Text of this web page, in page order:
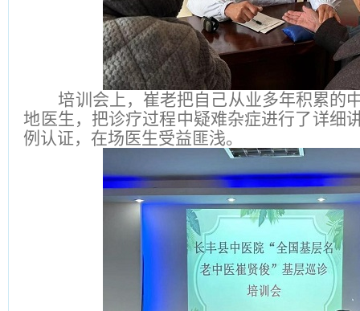
培训会上，崔老把自己从业多年积累的
地医生，把诊疗过程中疑难杂症进行了详细
例认证，在场医生受益匪浅。